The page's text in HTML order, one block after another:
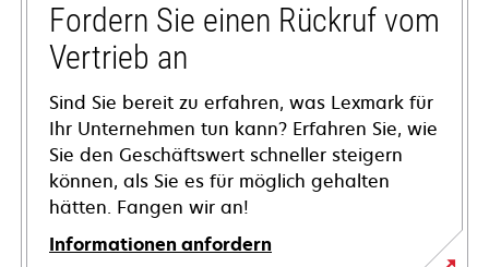
Fordern Sie einen Rückruf vom
Vertrieb an
Sind Sie bereit zu erfahren, was Lexmark für
Ihr Unternehmen tun kann? Erfahren Sie, wie
Sie den Geschäftswert schneller steigern
können, als Sie es für möglich gehalten
hätten. Fangen wir an!
Informationen anfordern